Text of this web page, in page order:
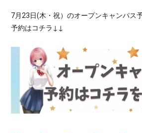
7月23日(木・祝）のオープンキャンパス
予約はコチラ↓↓